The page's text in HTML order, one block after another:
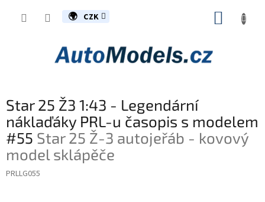
CZK
Star 25 Ž3 1:43 - Legendární
náklaďáky PRL-u časopis s modelem
#55 Star 25 Ž-3 autojeřáb - kovový
model sklápěče
PRLLG055